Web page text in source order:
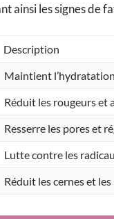
ainsi les signes de
Description
Maintient l’hydratation
Réduit les rougeurs et
Resserre les pores et
Lutte contre les
Réduit les cernes et